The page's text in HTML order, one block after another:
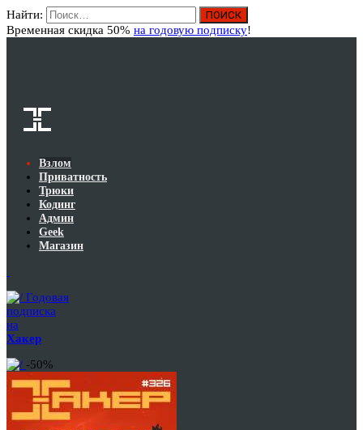
Найти:
Временная скидка 50% на годовую подписку!
Взлом
Приватность
Трюки
Кодинг
Админ
Geek
Магазин
Годовая
подписка
на
Хакер
-50%